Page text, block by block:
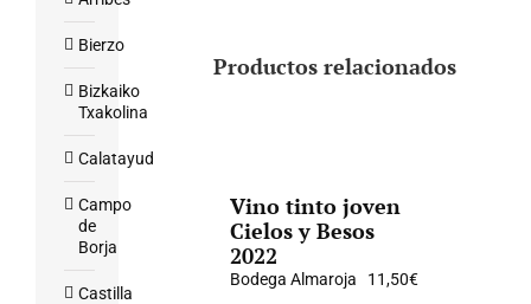
Productos relacionados
Vino tinto joven
Cielos y Besos
2022
Bodega Almaroja 11,50€
Bierzo
Bizkaiko
Txakolina
Calatayud
Campo
de
Borja
Castilla